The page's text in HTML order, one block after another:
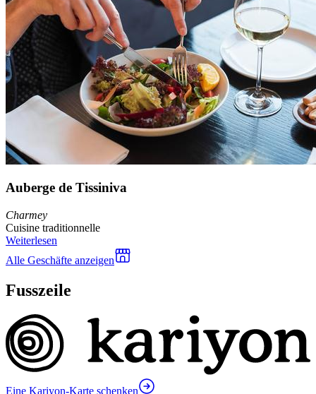
Auberge de Tissiniva
Charmey
Cuisine traditionnelle
Weiterlesen
Alle Geschäfte anzeigen
Fusszeile
Eine Kariyon-Karte schenken